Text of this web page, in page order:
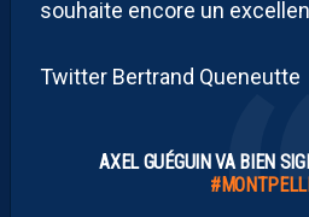
souhaite encore un
Twitter Bertrand Queneutte
AXEL GUÉGUIN VA BIEN